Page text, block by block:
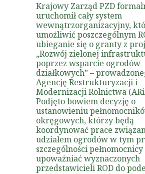
Krajowy Zarząd PZD
uruchomił cały system
wewnątrzorganizacyjny,
umożliwić poszczególnym
ubieganie się o granty z
„Rozwój zielonej
poprzez wsparcie ogrodów
działkowych” –
Agencję Restrukturyzacji i
Modernizacji Rolnictwa
Podjęto bowiem decyzję o
ustanowieniu
okręgowych, którzy będą
koordynować prace
udziałem ogrodów w tym
szczególności
upoważniać wyznaczonych
przedstawicieli ROD do